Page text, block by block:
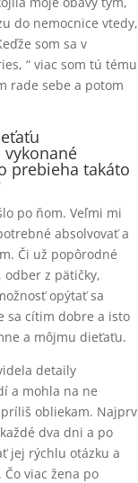
do nemocnice vtedy,
som sa v
“ viac som tú tému
rade sebe a potom
prebieha takáto
po ňom. Veľmi mi
absolvovať a
Či už popôrodné
odber z pätičky,
opýtať sa
sa cítim dobre a isto
a môjmu dieťaťu.
detaily
a mohla na ne
obliekam. Najprv
dva dni a po
jej rýchlu otázku a
viac žena po